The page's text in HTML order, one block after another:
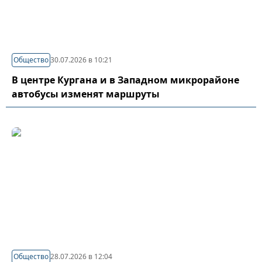
Общество30.07.2026 в 10:21
В центре Кургана и в Западном микрорайоне
автобусы изменят маршруты
Общество28.07.2026 в 12:04